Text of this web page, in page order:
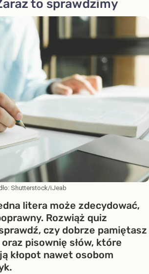
to sprawdzimy
Shutterstock/iJeab
litera może zdecydować,
Rozwiąż quiz
czy dobrze pamiętasz
pisownię słów, które
kłopot nawet osobom